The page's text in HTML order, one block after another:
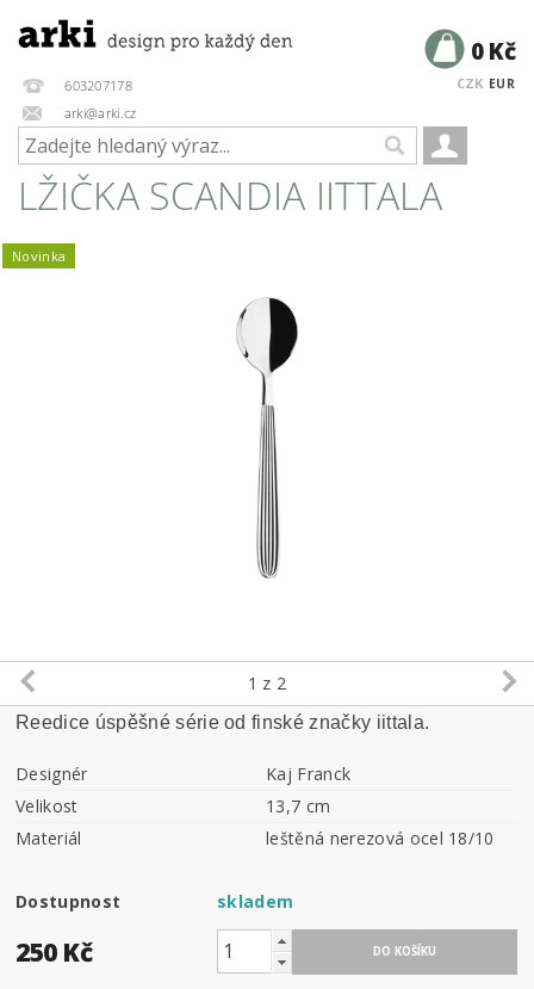
603207178
arki@arki.cz
CZK EUR
0 Kč
LŽIČKA SCANDIA IITTALA
Novinka
1 z 2
Reedice úspěšné série od finské značky iittala.
Designér
Kaj Franck
Velikost
13,7 cm
Materiál
leštěná nerezová ocel 18/10
Dostupnost skladem
250 Kč